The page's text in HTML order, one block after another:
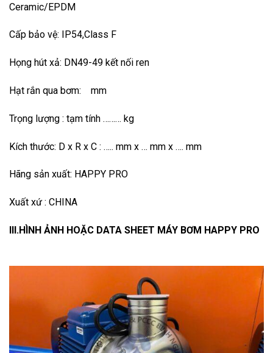
Ceramic/EPDM
Cấp bảo vệ: IP54,Class F
Họng hút xả: DN49-49 kết nối ren
Hạt rắn qua bơm: mm
Trọng lượng : tạm tính ……… kg
Kích thước: D x R x C : ….. mm x … mm x …. mm
Hãng sản xuất: HAPPY PRO
Xuất xứ : CHINA
III.HÌNH ẢNH HOẶC DATA SHEET MÁY BƠM HAPPY PRO